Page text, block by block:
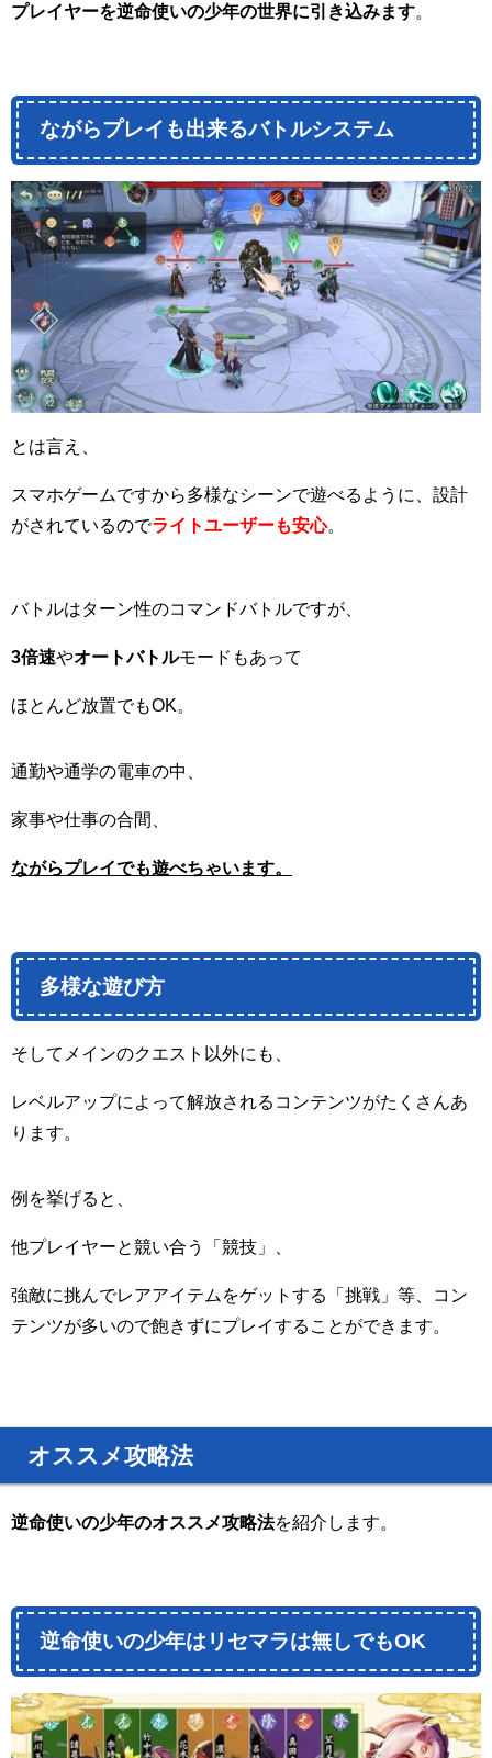
プレイヤーを逆命使いの少年の世界に引き込みます
ながらプレイも出来るバトルシステム
とは言え、
スマホゲームですから多様なシーンで遊べるように、設計
がされているのでライトユーザーも安心。
バトルはターン性のコマンドバトルですが、
3倍速やオートバトルモードもあって
ほとんど放置でもOK。
通勤や通学の電車の中、
家事や仕事の合間、
ながらプレイでも遊べちゃいます。
多様な遊び方
そしてメインのクエスト以外にも、
レベルアップによって解放されるコンテンツがたくさんあ
ります。
例を挙げると、
他プレイヤーと競い合う「競技」、
強敵に挑んでレアアイテムをゲットする「挑戦」等、コン
テンツが多いので飽きずにプレイすることができます。
オススメ攻略法
逆命使いの少年のオススメ攻略法を紹介します。
逆命使いの少年はリセマラは無しでもOK